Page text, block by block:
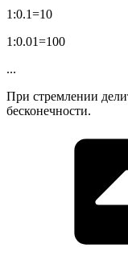
1:0.1=10
1:0.01=100
...
При стремлении
бесконечности.